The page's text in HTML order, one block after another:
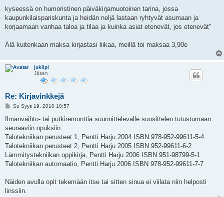
kyseessä on humoristinen päiväkirjamuotoinen tarina, jossa
kaupunkilaispariskunta ja heidän neljä lastaan ryhtyvät asumaan ja
korjaamaan vanhaa taloa ja tilaa ja kuinka asiat etenevät, jos etenevät''
Älä kuitenkaan maksa kirjastasi liikaa, meillä toi maksaa 3,90e
jukilpi
Jäsen
Re: Kirjavinkkejä
V
e
t
i
Su Syys 19, 2010 10:57
Ilmanvaihto- tai putkiremonttia suunnittelevalle suosittelen tutustumaan
seuraaviin opuksiin:
Talotekniikan perusteet 1, Pentti Harju 2004 ISBN 978-952-99611-5-4
Talotekniikan perusteet 2, Pentti Harju 2005 ISBN 952-99611-6-2
Lämmitystekniikan oppikirja, Pentti Harju 2006 ISBN 951-98799-5-1
Talotekniikan automaatio, Pentti Harju 2006 ISBN 978-952-99611-7-7
Näiden avulla opit tekemään itse tai sitten sinua ei viilata niin helposti
linssiin.